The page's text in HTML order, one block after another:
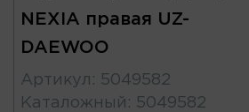
NEXIA правая UZ-
DAEWOO
Артикул : 5049582
Каталожный : 5049582